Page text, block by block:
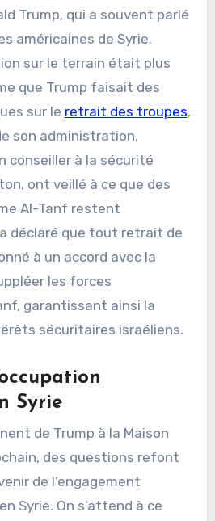
Trump, qui a souvent parlé
américaines de Syrie.
sur le terrain était plus
que Trump faisait des
sur le retrait des troupes,
son administration,
conseiller à la sécurité
ont veillé à ce que des
Al-Tanf restent
déclaré que tout retrait de
à un accord avec la
les forces
garantissant ainsi la
sécuritaires israéliens.
Syrie
de Trump à la Maison
des questions refont
de l’engagement
Syrie. On s’attend à ce